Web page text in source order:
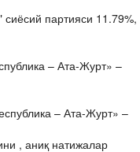
партияси 11.79%,
– Ата-Журт» –
– Ата-Журт» –
, аниқ натижалар